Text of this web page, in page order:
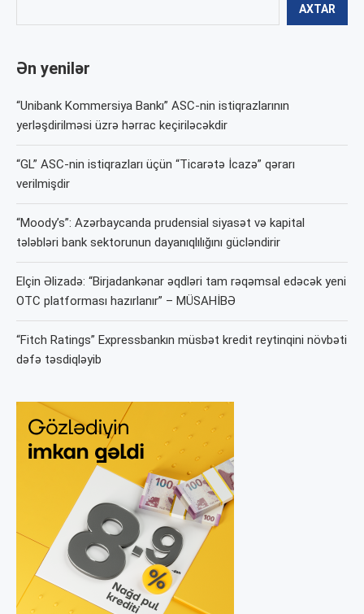
AXTAR
Ən yenilər
“Unibank Kommersiya Bankı” ASC-nin istiqrazlarının
yerləşdirilməsi üzrə hərrac keçiriləcəkdir
“GL” ASC-nin istiqrazları üçün “Ticarətə İcazə” qərarı
verilmişdir
“Moody’s”: Azərbaycanda prudensial siyasət və kapital
tələbləri bank sektorunun dayanıqlılığını gücləndirir
Elçin Əlizadə: “Birjadankənar əqdləri tam rəqəmsal edəcək yeni
OTC platforması hazırlanır” – MÜSAHİBƏ
“Fitch Ratings” Expressbankın müsbət kredit reytinqini növbəti
dəfə təsdiqləyib